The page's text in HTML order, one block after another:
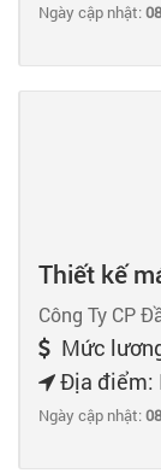
Ngày cập nhật:
Thiết kế
Công Ty CP
Mức
Địa điểm:
Ngày cập nhật: